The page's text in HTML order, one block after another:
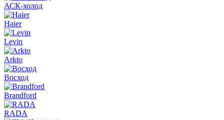
АСК-холод
Haier
Levin
Arkto
Восход
Brandford
RADA